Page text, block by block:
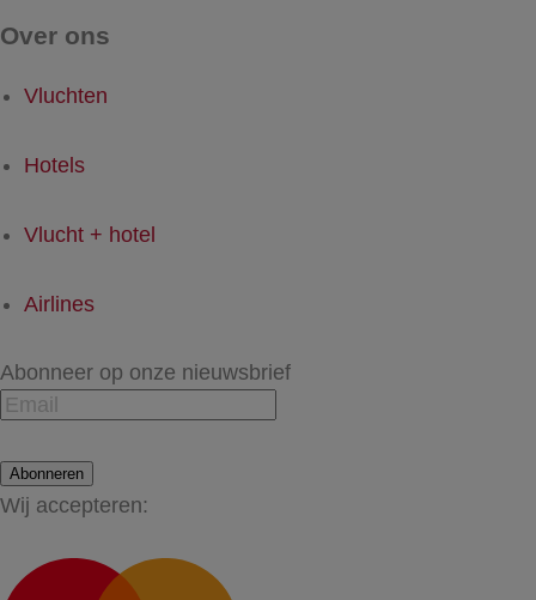
Over ons
Vluchten
Hotels
Vlucht + hotel
Airlines
Abonneer op onze nieuwsbrief
Abonneren
Wij accepteren: